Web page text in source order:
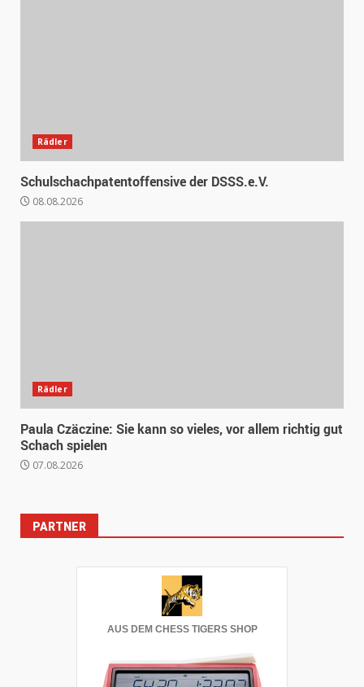
Rädler
Schulschachpatentoffensive der DSSS.e.V.
08.08.2026
Rädler
Paula Czäczine: Sie kann so vieles, vor allem richtig gut
Schach spielen
07.08.2026
PARTNER
AUS DEM CHESS TIGERS SHOP